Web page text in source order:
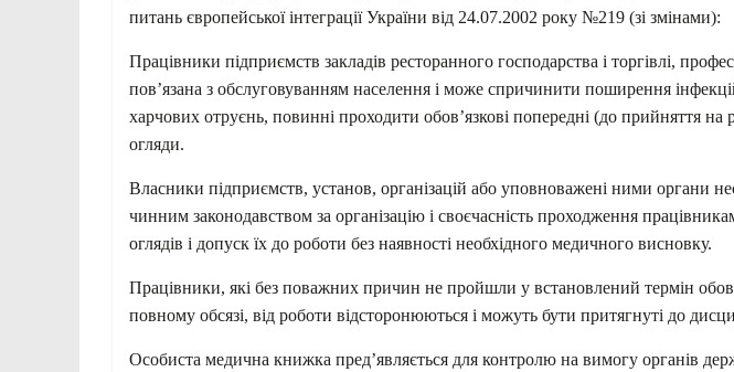
питань європейської інтеграції України від 24.07.2002 року №219 (зі змінами):
Працівники підприємств закладів ресторанного господарства і торгівлі,
пов’язана з обслуговуванням населення і може спричинити поширення
харчових отруєнь, повинні проходити обов’язкові попередні (до прийняття на
огляди.
Власники підприємств, установ, організацій або уповноважені ними органи
чинним законодавством за організацію і своєчасність проходження
оглядів і допуск їх до роботи без наявності необхідного медичного висновку.
Працівники, які без поважних причин не пройшли у встановлений термін
повному обсязі, від роботи відсторонюються і можуть бути притягнуті до
Особиста медична книжка пред’являється для контролю на вимогу органів